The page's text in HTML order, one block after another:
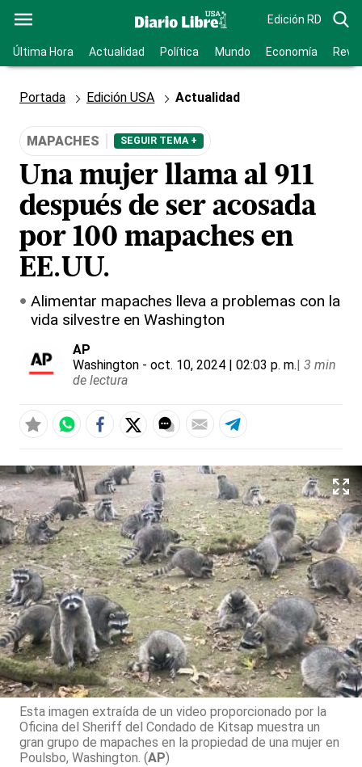
Edición RD
Última Hora Actualidad Política Mundo Economía
Portada Edición USA Actualidad
MAPACHES SEGUIR TEMA +
Una mujer llama al 911
después de ser acosada
por 100 mapaches en
EE.UU.
Alimentar mapaches lleva a problemas con la
vida silvestre en Washington
AP
Washington - oct. 10, 2024 | 02:03 p. m.| 3 min
de lectura
Esta imagen extraída de un video proporcionado por la
Oficina del Sheriff del Condado de Kitsap muestra un
gran grupo de mapaches en la propiedad de una mujer en
Poulsbo, Washington. (AP)